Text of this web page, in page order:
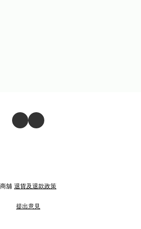
商舖 退貨及退款政策
提出意見